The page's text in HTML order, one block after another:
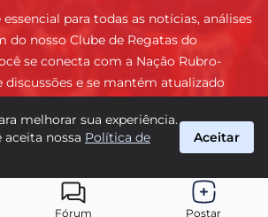
Fórum Postar
para todas as notícias, análises
do nosso Clube de Regatas do
se conecta com a Nação Rubro-
discussões e se mantém atualizado
à frente, junto da torcida mais
#Flamengo #Flapress
Todos os direitos reservados.
melhorar sua experiência.
nossa Política de
Aceitar